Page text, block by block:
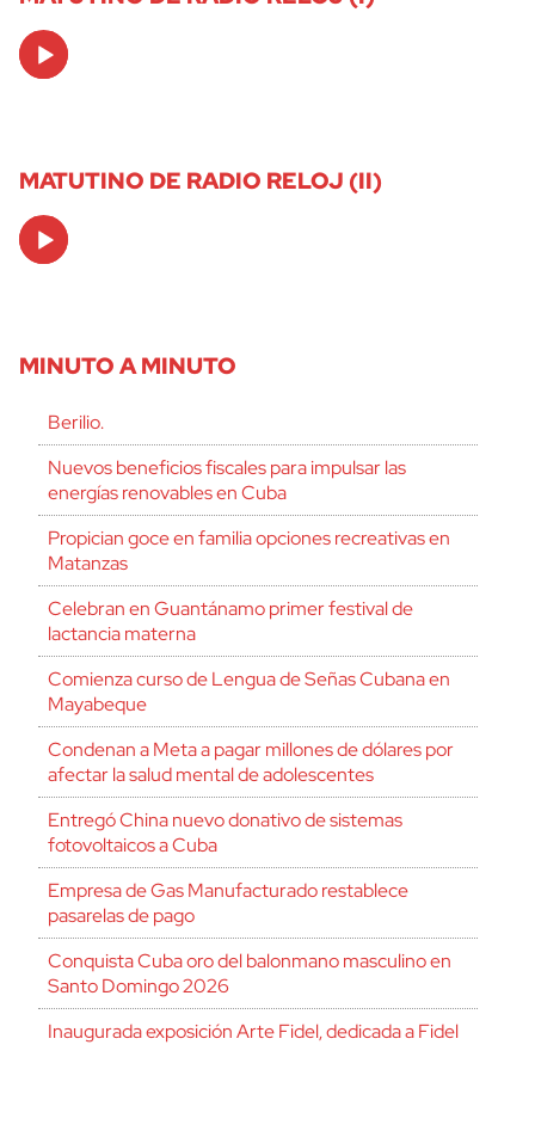
Audio
Player
MATUTINO DE RADIO RELOJ (II)
Audio
Player
MINUTO A MINUTO
Berilio.
Nuevos beneficios fiscales para impulsar las
energías renovables en Cuba
Propician goce en familia opciones recreativas en
Matanzas
Celebran en Guantánamo primer festival de
lactancia materna
Comienza curso de Lengua de Señas Cubana en
Mayabeque
Condenan a Meta a pagar millones de dólares por
afectar la salud mental de adolescentes
Entregó China nuevo donativo de sistemas
fotovoltaicos a Cuba
Empresa de Gas Manufacturado restablece
pasarelas de pago
Conquista Cuba oro del balonmano masculino en
Santo Domingo 2026
Inaugurada exposición Arte Fidel, dedicada a Fidel